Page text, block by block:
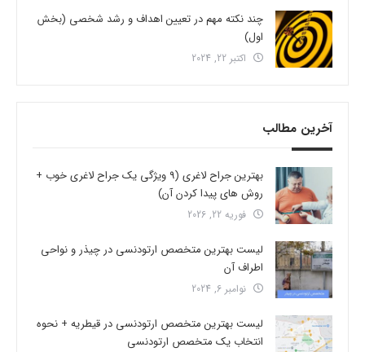
چند نکته مهم در تعیین اهداف و رشد شخصی (بخش
اول)
اکتبر 22, 2024
آخرین مطالب
بهترین جراح لاغری (9 ویژگی یک جراح لاغری خوب +
روش های پیدا کردن آن)
فوریه 22, 2026
لیست بهترین متخصص ارتودنسی در چیذر و نواحی
اطراف آن
نوامبر 6, 2024
لیست بهترین متخصص ارتودنسی در قیطریه + نحوه
انتخاب یک متخصص ارتودنسی